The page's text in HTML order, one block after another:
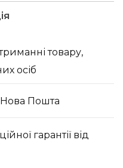
товару,
осіб
Пошта
гарантії від